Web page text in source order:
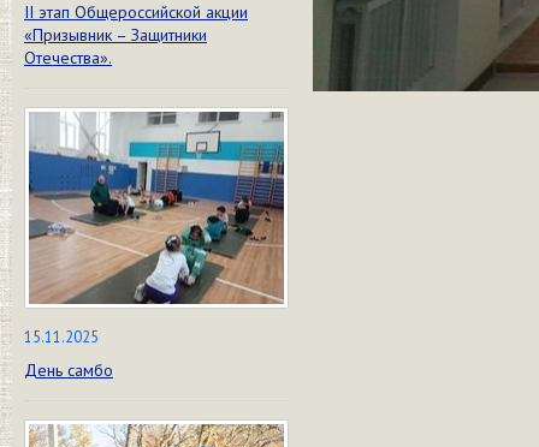
II этап Общероссийской акции
«Призывник – Защитники
Отечества».
15.11.2025
День самбо